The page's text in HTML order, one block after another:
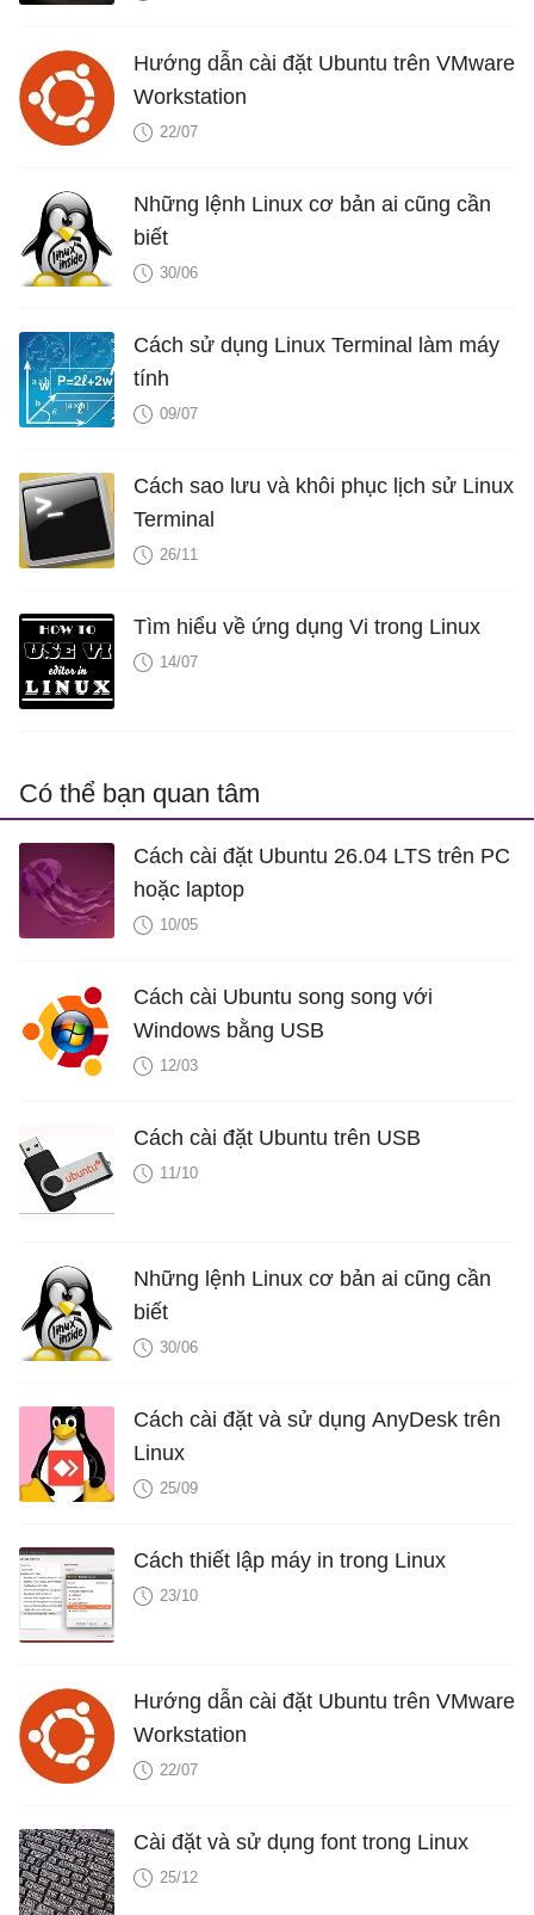
Hướng dẫn cài đặt Ubuntu trên VMware
Workstation
22/07
Những lệnh Linux cơ bản ai cũng cần
biết
30/06
Cách sử dụng Linux Terminal làm máy
tính
09/07
Cách sao lưu và khôi phục lịch sử Linux
Terminal
26/11
Tìm hiểu về ứng dụng Vi trong Linux
14/07
Có thể bạn quan tâm
Cách cài đặt Ubuntu 26.04 LTS trên PC
hoặc laptop
10/05
Cách cài Ubuntu song song với
Windows bằng USB
12/03
Cách cài đặt Ubuntu trên USB
11/10
Những lệnh Linux cơ bản ai cũng cần
biết
30/06
Cách cài đặt và sử dụng AnyDesk trên
Linux
25/09
Cách thiết lập máy in trong Linux
23/10
Hướng dẫn cài đặt Ubuntu trên VMware
Workstation
22/07
Cài đặt và sử dụng font trong Linux
25/12